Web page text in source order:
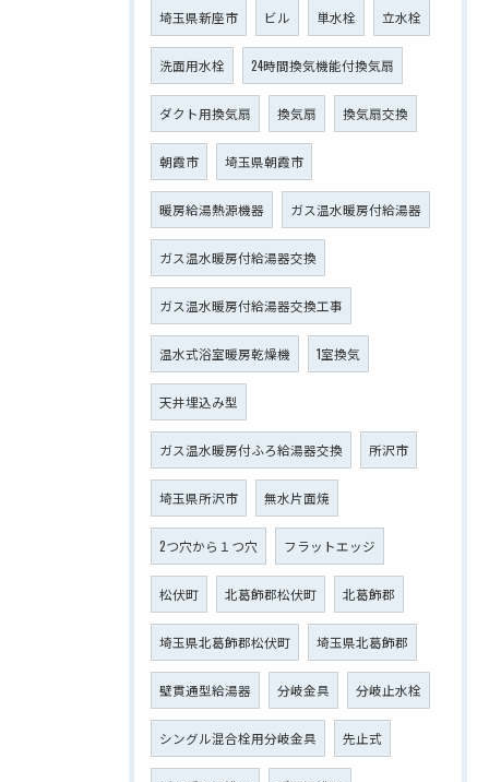
埼玉県新座市 ビル 単水栓 立水栓
洗面用水栓 24時間換気機能付換気扇
ダクト用換気扇 換気扇 換気扇交換
朝霞市 埼玉県朝霞市
暖房給湯熱源機器 ガス温水暖房付給湯器
ガス温水暖房付給湯器交換
ガス温水暖房付給湯器交換工事
温水式浴室暖房乾燥機 1室換気
天井埋込み型
ガス温水暖房付ふろ給湯器交換 所沢市
埼玉県所沢市 無水片面焼
2つ穴から１つ穴 フラットエッジ
松伏町 北葛飾郡松伏町 北葛飾郡
埼玉県北葛飾郡松伏町 埼玉県北葛飾郡
壁貫通型給湯器 分岐金具 分岐止水栓
シングル混合栓用分岐金具 先止式